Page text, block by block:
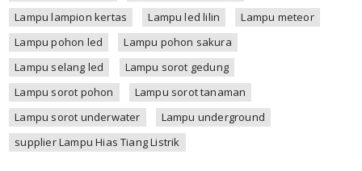
Lampu lampion kertas
Lampu led lilin
Lampu meteor
Lampu pohon led
Lampu pohon sakura
Lampu selang led
Lampu sorot gedung
Lampu sorot pohon
Lampu sorot tanaman
Lampu sorot underwater
Lampu underground
supplier Lampu Hias Tiang Listrik